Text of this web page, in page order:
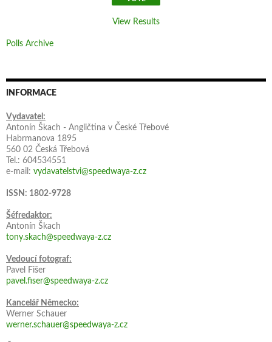
View Results
Polls Archive
INFORMACE
Vydavatel:
Antonín Škach - Angličtina v České Třebové
Habrmanova 1895
560 02 Česká Třebová
Tel.: 604534551
e-mail: vydavatelstvi@speedwaya-z.cz
ISSN: 1802-9728
Šéfredaktor:
Antonín Škach
tony.skach@speedwaya-z.cz
Vedoucí fotograf:
Pavel Fišer
pavel.fiser@speedwaya-z.cz
Kancelář Německo:
Werner Schauer
werner.schauer@speedwaya-z.cz